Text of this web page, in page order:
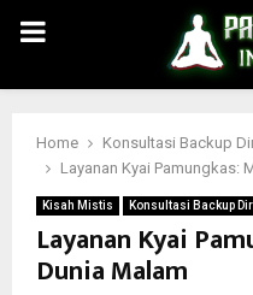
PRIMARY
MENU
Home
Konsultasi Backup
Layanan Kyai Pamungkas:
Kisah Mistis Konsultasi Backup
Layanan Kyai
Dunia Malam